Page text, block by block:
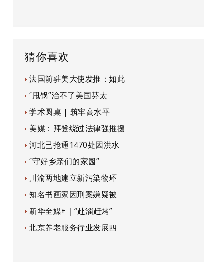
猜你喜欢
法国前驻美大使发推：如此
“甩锅”治不了美国芬太
学术圆桌 | 筑牢高水平
美媒：拜登绕过法律强推援
河北已抢通1470处因洪水
“守好乡亲们的家园”
川渝两地建立新污染物环
知名书画家因刑案嫌疑被
新华全媒+｜“赴淄赶烤”
北京养老服务行业发展四